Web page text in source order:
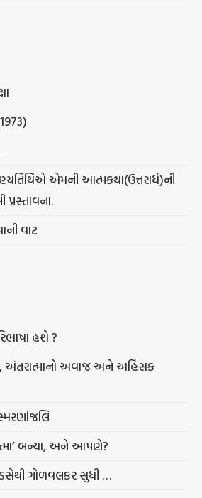
એમની આત્મકથા(ઉત્તરાર્ધ)ની
વાટ
હશે ?
અંતરાત્માનો અવાજ અને અહિંસક
બન્યા, અને આપણે?
ગોળવલકર સુધી …